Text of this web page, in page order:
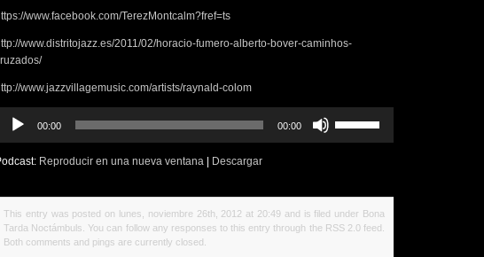
www.facebook.com/TerezMontcalm?fref=ts
www.distritojazz.es/2011/02/horacio-fumero-alberto-bover-caminhos-
www.jazzvillagemusic.com/artists/raynald-colom
Reproductor
00:00 00:00
las
arriba/abajo
para
aumentar
Reproducir en una nueva ventana Descargar
This entry was posted on lunes, noviembre 26th, 2012 at 20:49 and is filed under Bona
Tarda Noctámbuls . You can follow any responses to this entry through the RSS 2.0feed.
Both comments and pings are currently closed.